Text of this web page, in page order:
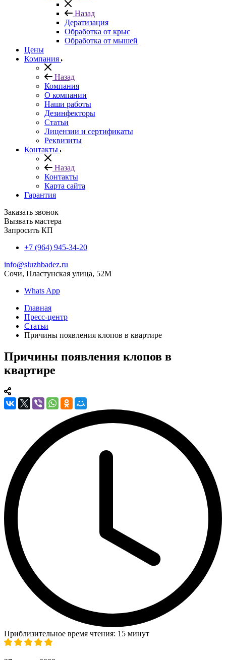
Назад
Дератизация
Обработка от крыс
Обработка от мышей
Цены
Компания
Назад
Компания
О компании
Наши работы
Дезинфекторы
Статьи
Лицензии и сертификаты
Реквизиты
Контакты
Назад
Контакты
Карта сайта
Гарантия
Заказать звонок
Вызвать мастера
Запросить КП
+7 (964) 945-34-20
info@sluzhbadez.ru
Сочи, Пластунская улица, 52М
Whats App
Главная
Пресс-центр
Статьи
Причины появления клопов в квартире
Причины появления клопов в
квартире
Приблизительное время чтения: 15 минут